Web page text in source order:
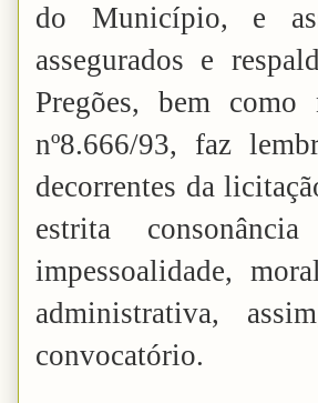
do Município, e
assegurados e
Pregões, bem
nº8.666/93, faz
decorrentes da
estrita
impessoalidade,
administrativa,
convocatório.